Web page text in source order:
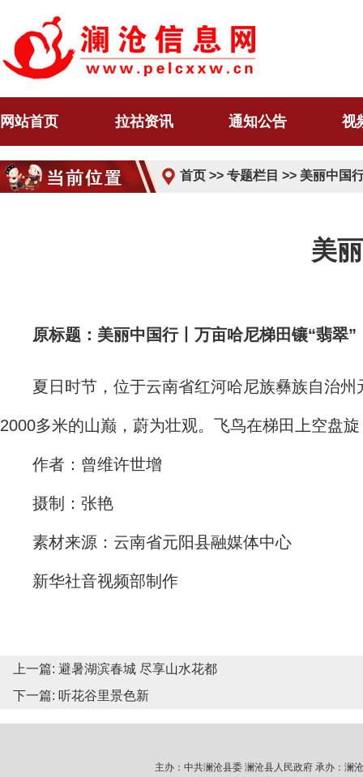
网站首页 拉祜资讯 通知公告 视
首页 >> 专题栏目 >> 美丽中国
美
原标题：美丽中国行丨万亩哈尼梯田镶“翡翠”
夏日时节，位于云南省红河哈尼族彝族自治
2000多米的山巅，蔚为壮观。飞鸟在梯田上空盘
作者：曾维许世增
摄制：张艳
素材来源：云南省元阳县融媒体中心
新华社音视频部制作
上一篇: 避暑湖滨春城 尽享山水花都
下一篇: 听花谷里景色新
主办：中共澜沧县委 澜沧县人民政府 承办：澜